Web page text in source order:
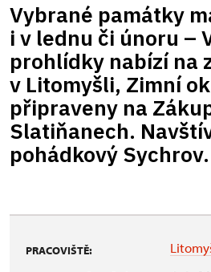
Vybrané památky
i v lednu či únoru –
prohlídky nabízí na
v Litomyšli, Zimní
připraveny na
Slatiňanech.
pohádkový Sychrov.
PRACOVIŠTĚ: